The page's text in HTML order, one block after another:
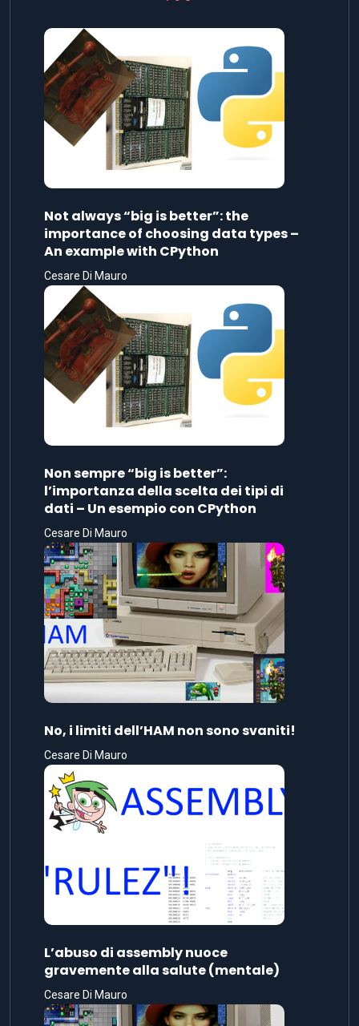
Not always “big is better”: the
importance of choosing data types –
An example with CPython
Cesare Di Mauro
Non sempre “big is better”:
l’importanza della scelta dei tipi di
dati – Un esempio con CPython
Cesare Di Mauro
No, i limiti dell’HAM non sono svaniti!
Cesare Di Mauro
L’abuso di assembly nuoce
gravemente alla salute (mentale)
Cesare Di Mauro